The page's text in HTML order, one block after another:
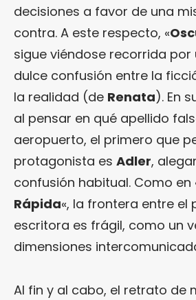
decisiones a favor de una
contra. A este respecto, «
sigue viéndose recorrida por
dulce confusión entre la
la realidad (de Renata). En
al pensar en qué apellido
aeropuerto, el primero que
protagonista es Adler,
confusión habitual. Como en
Rápida«, la frontera entre el
escritora es frágil, como un
dimensiones
Al fin y al cabo, el retrato de